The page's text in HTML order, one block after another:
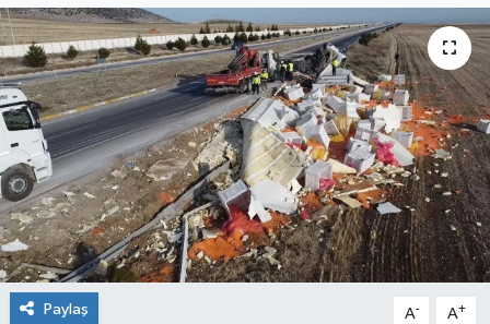
Paylaş A- A+
Siyaset
Spor